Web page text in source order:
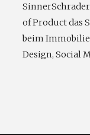
of Product das
beim
Design, Social